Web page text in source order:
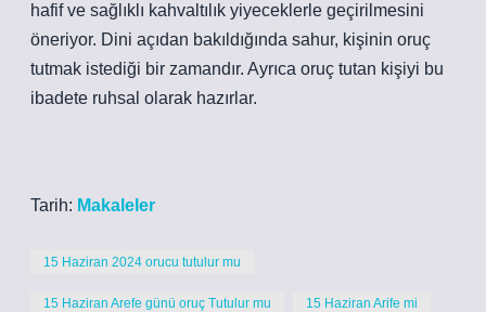
hafif ve sağlıklı kahvaltılık yiyeceklerle geçirilmesini
öneriyor. Dini açıdan bakıldığında sahur, kişinin oruç
tutmak istediği bir zamandır. Ayrıca oruç tutan kişiyi bu
ibadete ruhsal olarak hazırlar.
Tarih: Makaleler
15 Haziran 2024 orucu tutulur mu
15 Haziran Arefe günü oruç Tutulur mu 15 Haziran Arife mi